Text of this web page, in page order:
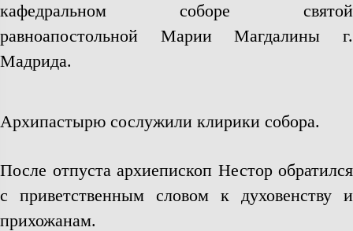
кафедральном соборе святой
равноапостольной Марии Магдалины г.
Мадрида.
Архипастырю сослужили клирики собора.
После отпуста архиепископ Нестор обратился
с приветственным словом к духовенству и
прихожанам.